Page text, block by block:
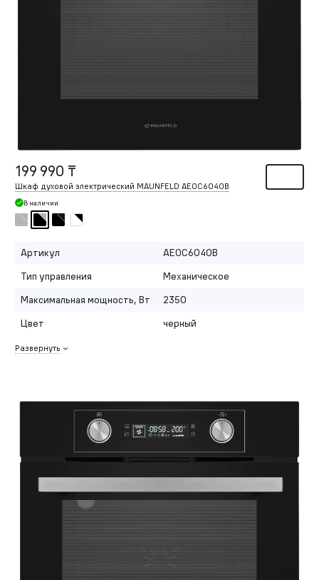
199 990 ₸
Шкаф духовой электрический MAUNFELD AEOC6040B
В наличии
Артикул
AEOC6040B
Тип управления
Механическое
Максимальная мощность, Вт
2350
Цвет
черный
Развернуть